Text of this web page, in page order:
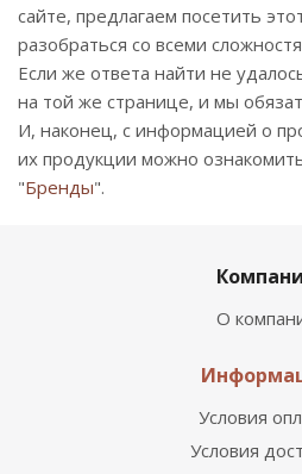
сайте, предлагаем посетить
разобраться со всеми
Если же ответа найти не
на той же странице, и мы
И, наконец, с информацией о
их продукции можно
"Бренды".
О
Условия
Условия